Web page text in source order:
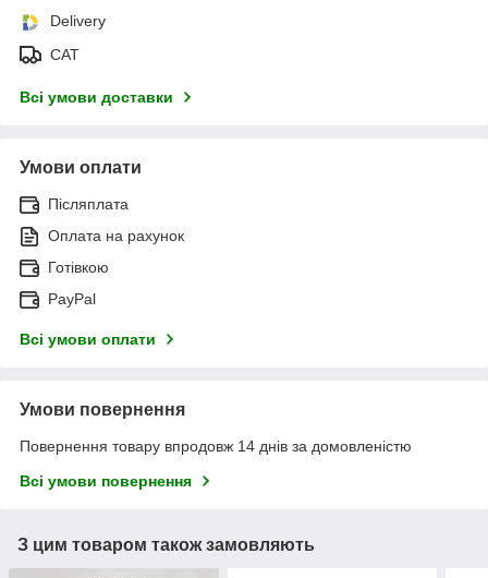
Delivery
САТ
Всі умови доставки
Умови оплати
Післяплата
Оплата на рахунок
Готівкою
PayPal
Всі умови оплати
Умови повернення
Повернення товару впродовж 14 днів за домовленістю
Всі умови повернення
З цим товаром також замовляють